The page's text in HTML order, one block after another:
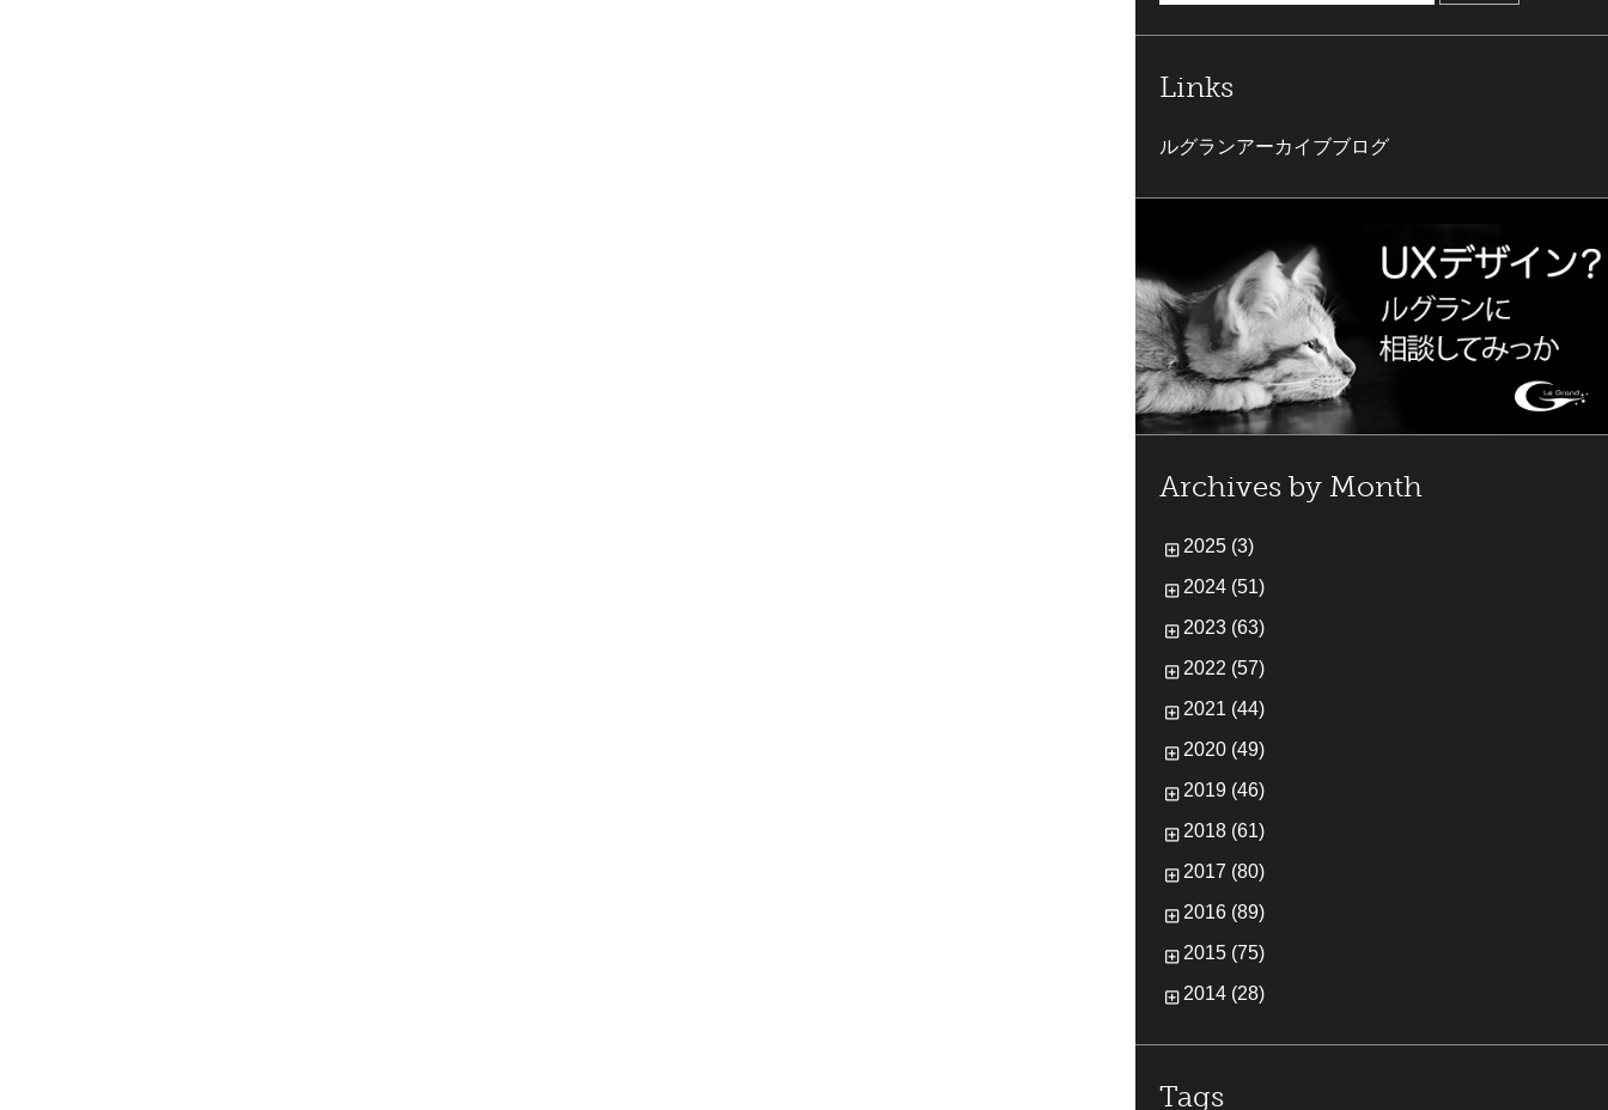
Links
ルグランアーカイブブログ
Archives by Month
2025 (3)
2024 (51)
2023 (63)
2022 (57)
2021 (44)
2020 (49)
2019 (46)
2018 (61)
2017 (80)
2016 (89)
2015 (75)
2014 (28)
Tags